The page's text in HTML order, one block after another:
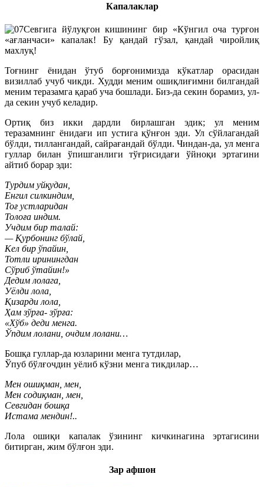
Капалаклар
Севгига йўлуқғон кишининг бир «Кўнгил оча турғон
«ағланчаси» капалак! Бу қандай гўзал, қандай чиройлиқ
махлуқ!
Тоғнинг ёнидан ўтуб борғонимизда кўкатлар орасидан
визиллаб учуб чикди. Худди меним ошиқлиғимни билгандай
меним теразамга қараб уча бошлади. Биз-да секин борамиз, ул-
да секин учуб келадир.
Ортиқ биз икки дардли бирлашган эдик; ул меним
теразамнинг ёнидағи ип устига қўнғон эди. Ул сўйлагандай
бўлди, тиллангандай, сайрағандай бўлди. Чиндан-да, ул менга
гуллар билан ўпишганлиги тўғрисидағи ўйноқи эртагини
айтиб борар эди:
Турдим уйқудан,
Енгил силкиндим,
Тоғ устларидан
Толоға индим.
Учдим бир талай:
— Қурбонинг бўлай,
Кел бир ўпайин,
Тотли иринингдан
Сўриб ўтайин!»
Дедим лолага,
Уёлди лола,
Қизарди лола,
Ҳам зўрға- зўрға:
«Хўб» деди менга.
Ўпдим лолани, очдим лолани…
Бошқа гуллар-да юзларини менга тутдилар,
Ўпуб бўлғочдин уёлиб кўзни менга тикдилар…
Мен ошиқман, мен,
Мен содиқман, мен,
Севгидан бошқа
Истама мендин!..
Лола ошиқи капалак ўзининг кичкинагина эртагисини
битирган, жим бўлғон эди.
Зар афшон